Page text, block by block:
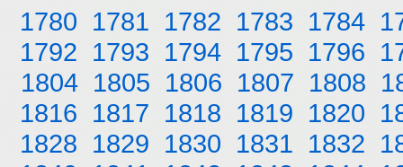
1780 1781 1782 1783 1784
1792 1793 1794 1795 1796
1804 1805 1806 1807 1808
1816 1817 1818 1819 1820
1828 1829 1830 1831 1832